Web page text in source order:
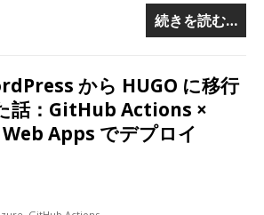
続きを読む…
から HUGO に移行
話：GitHub Actions ×
Apps でデプロイ